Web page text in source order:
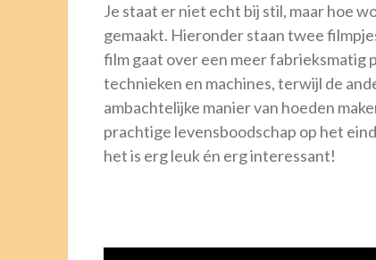
Je staat er niet echt bij stil, maar hoe
gemaakt. Hieronder staan twee
film gaat over een meer fabrieksmatig
technieken en machines, terwijl de
ambachtelijke manier van hoeden
prachtige levensboodschap op het
het is erg leuk én erg interessant!